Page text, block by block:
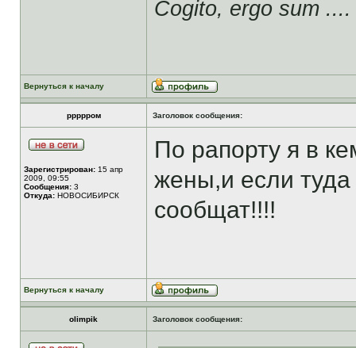
Cogito, ergo sum ....
Вернуться к началу
ррррром Заголовок сообщения:
Зарегистрирован: 15 апр
2009, 09:55
Сообщения: 3
Откуда: НОВОСИБИРСК
По рапорту я в
жены,и если туда
сообщат!!!!
Вернуться к началу
olimpik Заголовок сообщения: